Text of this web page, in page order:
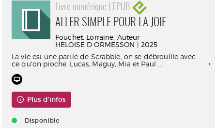
Livre numérique | EPUB
ALLER SIMPLE POUR LA JOIE
Fouchet, Lorraine. Auteur
HELOISE D ORMESSON | 2025
La vie est une partie de Scrabble, on se débrouille avec
ce qu'on pioche. Lucas, Maguy, Mia et Paul ...
Plus d'infos
Disponible